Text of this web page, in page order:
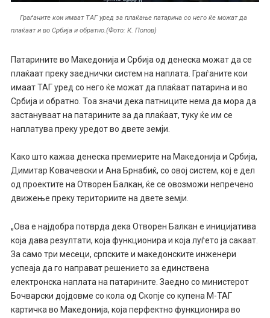
Граѓаните кои имаат ТАГ уред за плаќање патарина со него ќе можат да
плаќаат и во Србија и обратно.(Фото: К. Попов)
Патарините во Македонија и Србија од денеска можат да се
плаќаат преку заеднички систем на наплата. Граѓаните кои
имаат ТАГ уред со него ќе можат да плаќаат патарина и во
Србија и обратно. Тоа значи дека патниците нема да мора да
застануваат на патарините за да плаќаат, туку ќе им се
наплатува преку уредот во двете земји.
Како што кажаа денеска премиерите на Македонија и Србија,
Димитар Ковачевски и Ана Брнабиќ, со овој систем, кој е дел
од проектите на Отворен Балкан, ќе се овозможи непреченo
движење преку териториите на двете земји.
„Ова е најдобра потврда дека Отворен Балкан е иницијатива
која дава резултати, која функционира и која луѓето ја сакаат.
За само три месеци, српските и македонските инженери
успеаја да го направат решението за единствена
електронска наплата на патарините. Заедно со министерот
Бочварски дојдовме со кола од Скопје со купена М-ТАГ
картичка во Македонија, која перфектно функционира во